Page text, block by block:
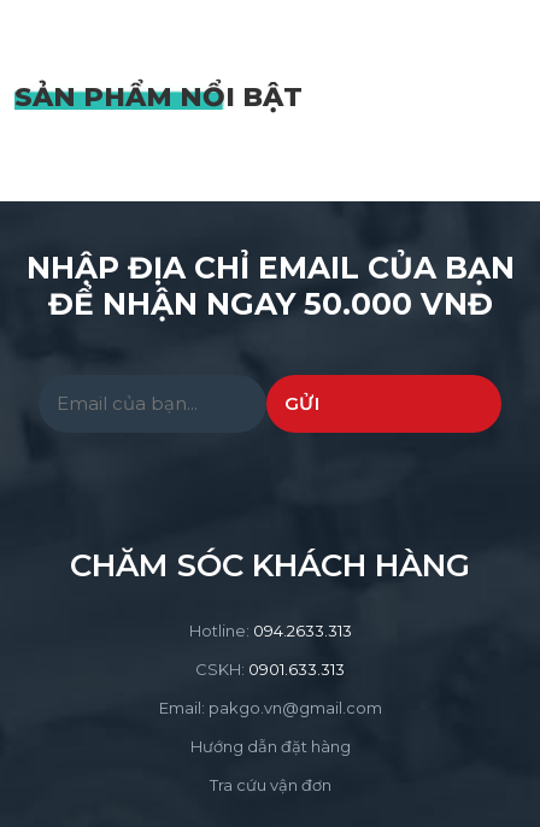
SẢN PHẨMNỔI BẬT
NHẬP ĐỊA CHỈ EMAIL CỦA BẠN
ĐỂ NHẬN NGAY 50.000 VNĐ
Please leave this field empty.
CHĂM SÓC KHÁCH HÀNG
Hotline: 094.2633.313
CSKH: 0901.633.313
Email: pakgo.vn@gmail.com
Hướng dẫn đặt hàng
Tra cứu vận đơn